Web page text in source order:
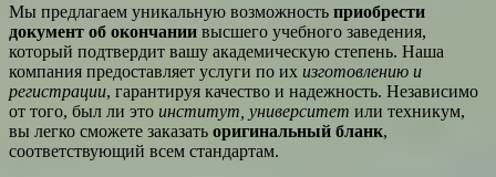
Мы предлагаем уникальную возможность приобрести
документ об окончании высшего учебного заведения,
который подтвердит вашу академическую степень. Наша
компания предоставляет услуги по их изготовлению и
регистрации, гарантируя качество и надежность. Независимо
от того, был ли это институт, университет или техникум,
вы легко сможете заказать оригинальный бланк,
соответствующий всем стандартам.